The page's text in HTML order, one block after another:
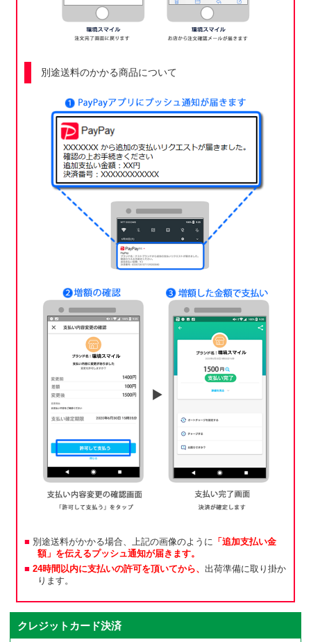
別途送料のかかる商品について
別途送料がかかる場合、上記の画像のように
「追加支払い金
額」を伝えるプッシュ通知が届きます。
24時間以内に支払いの許可を頂いてから、 出荷準備に取り掛か
ります。
クレジットカード決済